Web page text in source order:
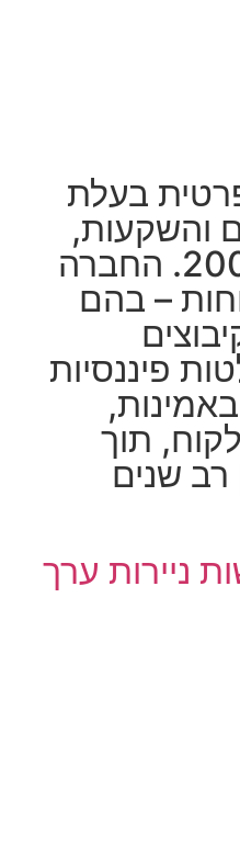
בעלת
והשקעות,
הפועלת משנת 2006. החברה
– בהם
פיננסיות
באמינות,
תוך
רב שנים
ניירות ערך